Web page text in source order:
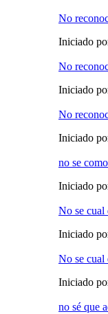
No
Iniciado
No
Iniciado
No
Iniciado
no se
Iniciado
No se cual
Iniciado
No se cual
Iniciado
no sé que